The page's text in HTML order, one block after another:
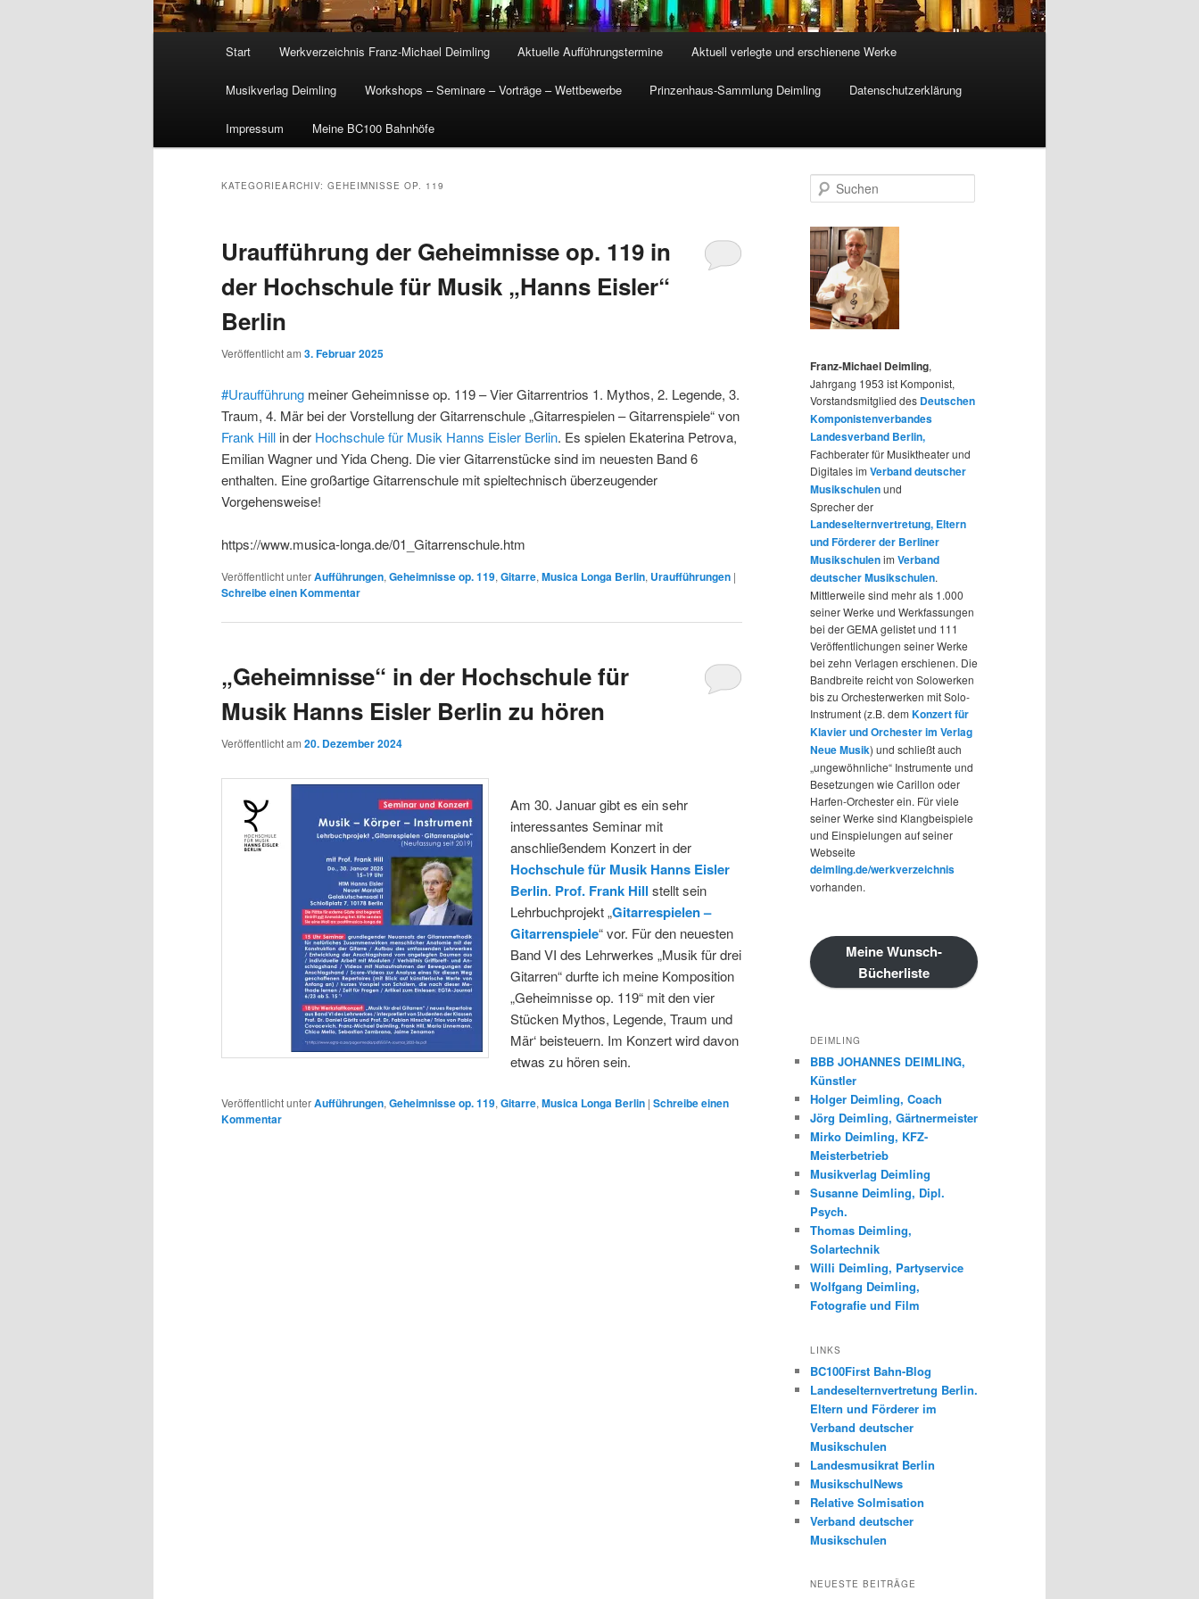
Start Werkverzeichnis Franz-Michael Deimling Aktuelle Aufführungstermine Aktuell verlegte und erschienene Werke
Musikverlag Deimling Workshops – Seminare – Vorträge – Wettbewerbe Prinzenhaus-Sammlung Deimling Datenschutzerklärung
Impressum Meine BC100 Bahnhöfe
KATEGORIEARCHIV: GEHEIMNISSE OP. 119
Uraufführung der Geheimnisse op. 119 in
der Hochschule für Musik „Hanns Eisler“
Berlin
Veröffentlicht am 3. Februar 2025
#Uraufführung meiner Geheimnisse op. 119 – Vier Gitarrentrios 1. Mythos, 2. Legende, 3.
Traum, 4. Mär bei der Vorstellung der Gitarrenschule „Gitarrespielen – Gitarrenspiele“ von
Frank Hill in der Hochschule für Musik Hanns Eisler Berlin. Es spielen Ekaterina Petrova,
Emilian Wagner und Yida Cheng. Die vier Gitarrenstücke sind im neuesten Band 6
enthalten. Eine großartige Gitarrenschule mit spieltechnisch überzeugender
Vorgehensweise!
https://www.musica-longa.de/01_Gitarrenschule.htm
Veröffentlicht unterAufführungen, Geheimnisse op. 119, Gitarre, Musica Longa Berlin, Uraufführungen |
Schreibe einen Kommentar
„Geheimnisse“ in der Hochschule für
Musik Hanns Eisler Berlin zu hören
Veröffentlicht am 20. Dezember 2024
Am 30. Januar gibt es ein sehr
interessantes Seminar mit
anschließendem Konzert in der
Hochschule für Musik Hanns Eisler
Berlin. Prof. Frank Hill stellt sein
Lehrbuchprojekt „Gitarrespielen –
Gitarrenspiele“ vor. Für den neuesten
Band VI des Lehrwerkes „Musik für drei
Gitarren“ durfte ich meine Komposition
„Geheimnisse op. 119“ mit den vier
Stücken Mythos, Legende, Traum und
Mär‘ beisteuern. Im Konzert wird davon
etwas zu hören sein.
Veröffentlicht unterAufführungen, Geheimnisse op. 119, Gitarre, Musica Longa Berlin | Schreibe einen
Kommentar
u
h
e
n
Franz-Michael Deimling,
Jahrgang 1953 ist Komponist,
Vorstandsmitglied des Deutschen
Komponistenverbandes
Landesverband Berlin,
Fachberater für Musiktheater und
Digitales im Verband deutscher
Musikschulenund
Sprecher der
Landeselternvertretung, Eltern
und Förderer der Berliner
Musikschulenim Verband
deutscher Musikschulen.
Mittlerweile sind mehr als 1.000
seiner Werke und Werkfassungen
bei der GEMA gelistet und 111
Veröffentlichungen seiner Werke
bei zehn Verlagen erschienen. Die
Bandbreite reicht von Solowerken
bis zu Orchesterwerken mit Solo-
Instrument (z.B. dem Konzert für
Klavier und Orchester im Verlag
Neue Musik) und schließt auch
„ungewöhnliche“ Instrumente und
Besetzungen wie Carillon oder
Harfen-Orchester ein. Für viele
seiner Werke sind Klangbeispiele
und Einspielungen auf seiner
Webseite
deimling.de/werkverzeichnis
vorhanden.
Meine Wunsch-
Bücherliste
DEIMLING
BBB JOHANNES DEIMLING,
Künstler
Holger Deimling, Coach
Jörg Deimling, Gärtnermeister
Mirko Deimling, KFZ-
Meisterbetrieb
Musikverlag Deimling
Susanne Deimling, Dipl.
Psych.
Thomas Deimling,
Solartechnik
Willi Deimling, Partyservice
Wolfgang Deimling,
Fotografie und Film
LINKS
BC100First Bahn-Blog
Landeselternvertretung Berlin.
Eltern und Förderer im
Verband deutscher
Musikschulen
Landesmusikrat Berlin
MusikschulNews
Relative Solmisation
Verband deutscher
Musikschulen
NEUESTE BEITRÄGE